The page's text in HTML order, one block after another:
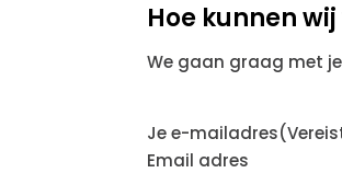
Hoe kunnen
We gaan graag met je
Je e-mailadres
Email adres